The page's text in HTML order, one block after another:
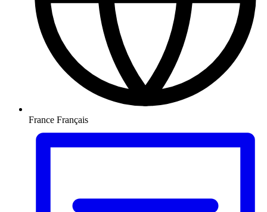
France Français